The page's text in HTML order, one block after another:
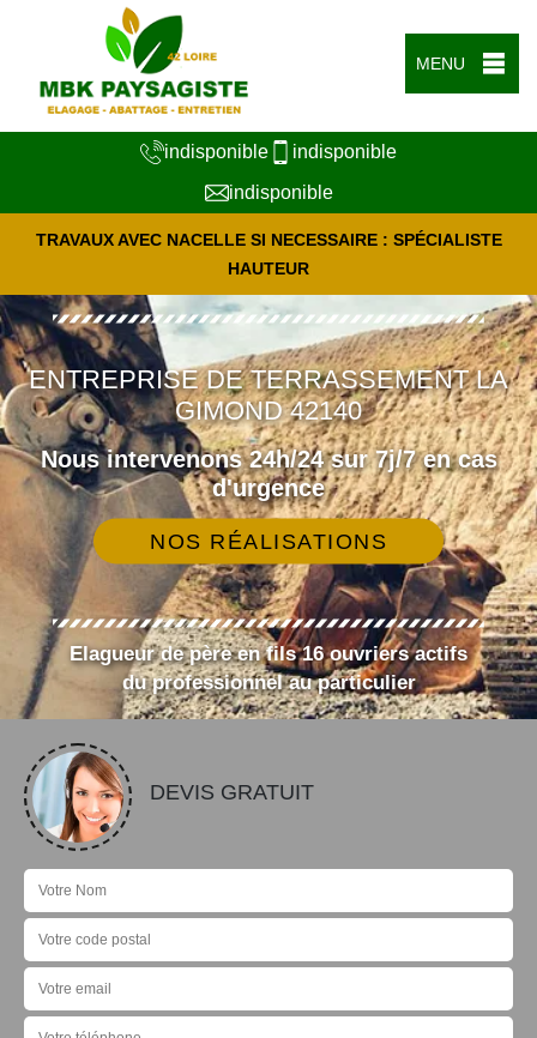
MENU
indisponible
indisponible
indisponible
TRAVAUX AVEC NACELLE SI NECESSAIRE : SPÉCIALISTE
HAUTEUR
ENTREPRISE DE TERRASSEMENT LA
GIMOND 42140
Nous intervenons 24h/24 sur 7j/7 en cas
d'urgence
NOS RÉALISATIONS
Elagueur de père en fils 16 ouvriers actifs
du professionnel au particulier
DEVIS GRATUIT